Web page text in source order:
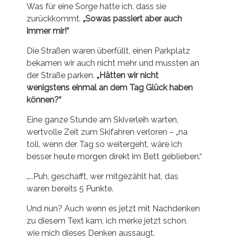
Was für eine Sorge hatte ich, dass sie
zurückkommt.„Sowas passiert aber auch
immer mir!“
Die Straßen waren überfüllt, einen Parkplatz
bekamen wir auch nicht mehr und mussten an
der Straße parken.„Hätten wir nicht
wenigstens einmal an dem Tag Glück haben
können?“
Eine ganze Stunde am Skiverleih warten,
wertvolle Zeit zum Skifahren verloren – „na
toll, wenn der Tag so weitergeht, wäre ich
besser heute morgen direkt im Bett geblieben.“
…..Puh, geschafft, wer mitgezählt hat, das
waren bereits 5 Punkte.
Und nun? Auch wenn es jetzt mit Nachdenken
zu diesem Text kam, ich merke jetzt schon,
wie mich dieses Denken aussaugt.